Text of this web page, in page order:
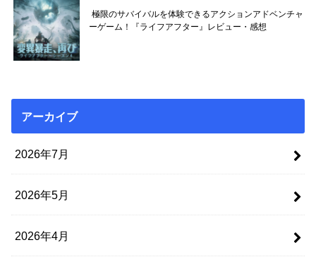
極限のサバイバルを体験できるアクションアドベンチャ
ーゲーム！『ライフアフター』レビュー・感想
アーカイブ
2026年7月
2026年5月
2026年4月